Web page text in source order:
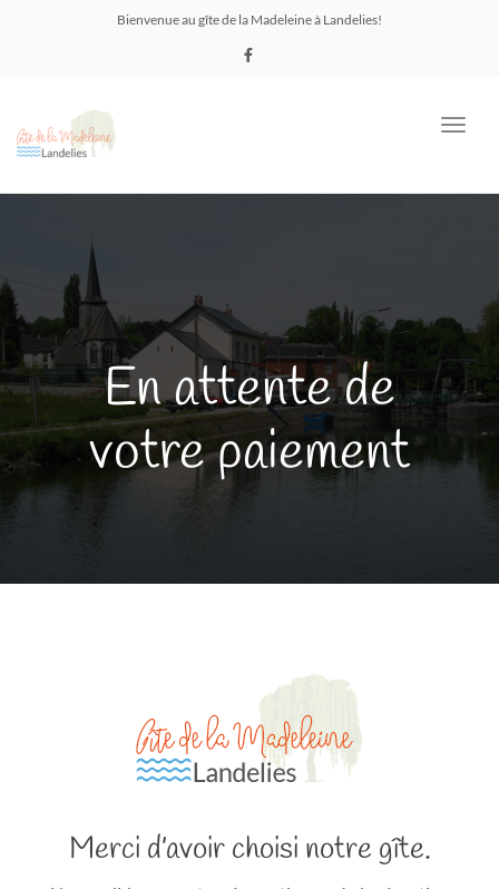
Bienvenue au gîte de la Madeleine à Landelies!
En attente de
votre paiement
Merci d’avoir choisi notre gîte.